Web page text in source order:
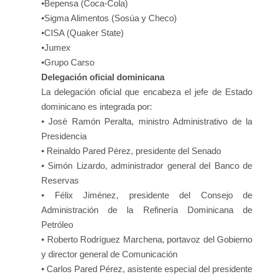
•Bepensa (Coca-Cola)
•Sigma Alimentos (Sosúa y Checo)
•CISA (Quaker State)
•Jumex
•Grupo Carso
Delegación oficial dominicana
La delegación oficial que encabeza el jefe de Estado
dominicano es integrada por:
• José Ramón Peralta, ministro Administrativo de la
Presidencia
• Reinaldo Pared Pérez, presidente del Senado
• Simón Lizardo, administrador general del Banco de
Reservas
• Félix Jiménez, presidente del Consejo de
Administración de la Refinería Dominicana de
Petróleo
• Roberto Rodríguez Marchena, portavoz del Gobierno
y director general de Comunicación
• Carlos Pared Pérez, asistente especial del presidente